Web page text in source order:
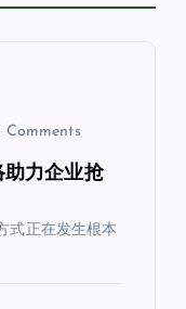
Comments
助力企业抢
式正在发生根本